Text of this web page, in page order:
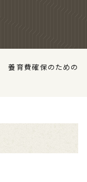
養育費確保のための